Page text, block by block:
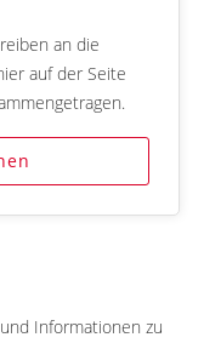
an die
auf der Seite
Informationen zu